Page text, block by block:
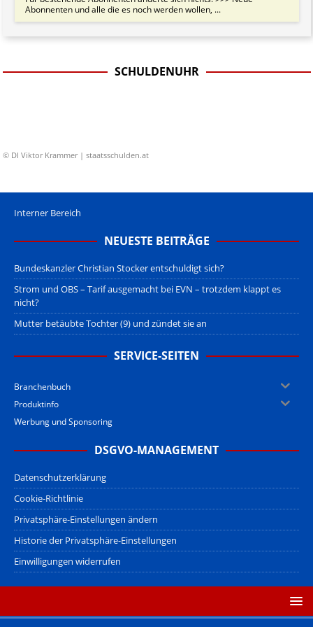
Abonnenten und alle die es noch werden wollen, ...
SCHULDENUHR
© DI Viktor Krammer | staatsschulden.at
Interner Bereich
NEUESTE BEITRÄGE
Bundeskanzler Christian Stocker entschuldigt sich?
Strom und OBS – Tarif ausgemacht bei EVN – trotzdem klappt es
nicht?
Mutter betäubte Tochter (9) und zündet sie an
SERVICE-SEITEN
Branchenbuch
Produktinfo
Werbung und Sponsoring
DSGVO-MANAGEMENT
Datenschutzerklärung
Cookie-Richtlinie
Privatsphäre-Einstellungen ändern
Historie der Privatsphäre-Einstellungen
Einwilligungen widerrufen